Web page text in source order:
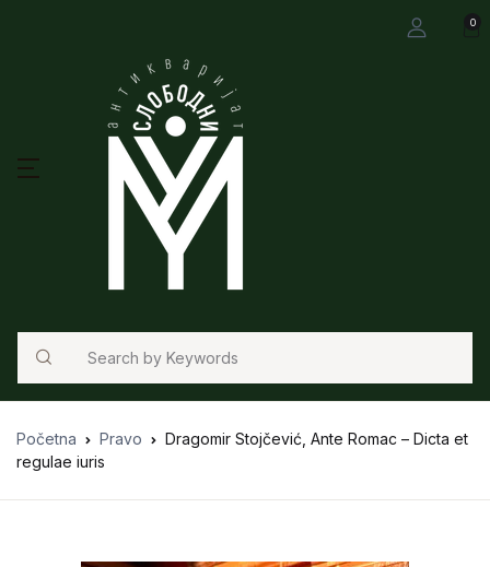
0
Search
Početna Pravo
Dragomir Stojčević, Ante Romac – Dicta et
regulae iuris